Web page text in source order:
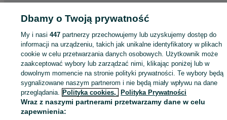
Strona główna Dom i Ogród Ogrzewanie
Dolnośląskie
Węgiel - Milicz
KATEGORIA
ID:988410128 Wyświetlenia:
Zadzwoń / SMS
Dbamy o Twoją prywatność
My i nasi447 partnerzy przechowujemy lub uzyskujemy dostęp do
informacji na urządzeniu, takich jak unikalne identyfikatory w plikach
cookie w celu przetwarzania danych osobowych. Użytkownik może
zaakceptować wybory lub zarządzać nimi, klikając poniżej lub w
dowolnym momencie na stronie polityki prywatności. Te wybory będą
sygnalizowane naszym partnerom i nie będą miały wpływu na dane
przeglądania. Polityka cookies, Polityka Prywatności
Wraz z naszymi partnerami przetwarzamy dane w celu
zapewnienia: